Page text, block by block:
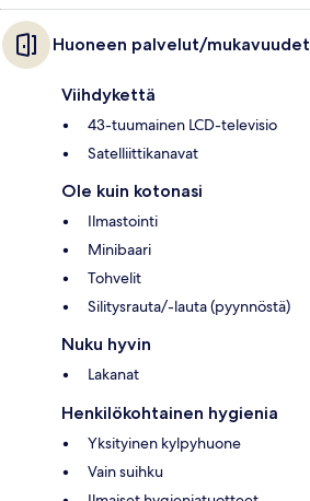
Huoneen palvelut/mukavuudet
Viihdykettä
43-tuumainen LCD-televisio
Satelliittikanavat
Ole kuin kotonasi
Ilmastointi
Minibaari
Tohvelit
Silitysrauta/-lauta (pyynnöstä)
Nuku hyvin
Lakanat
Henkilökohtainen hygienia
Yksityinen kylpyhuone
Vain suihku